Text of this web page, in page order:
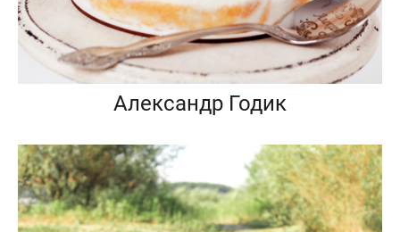
Александр Годик